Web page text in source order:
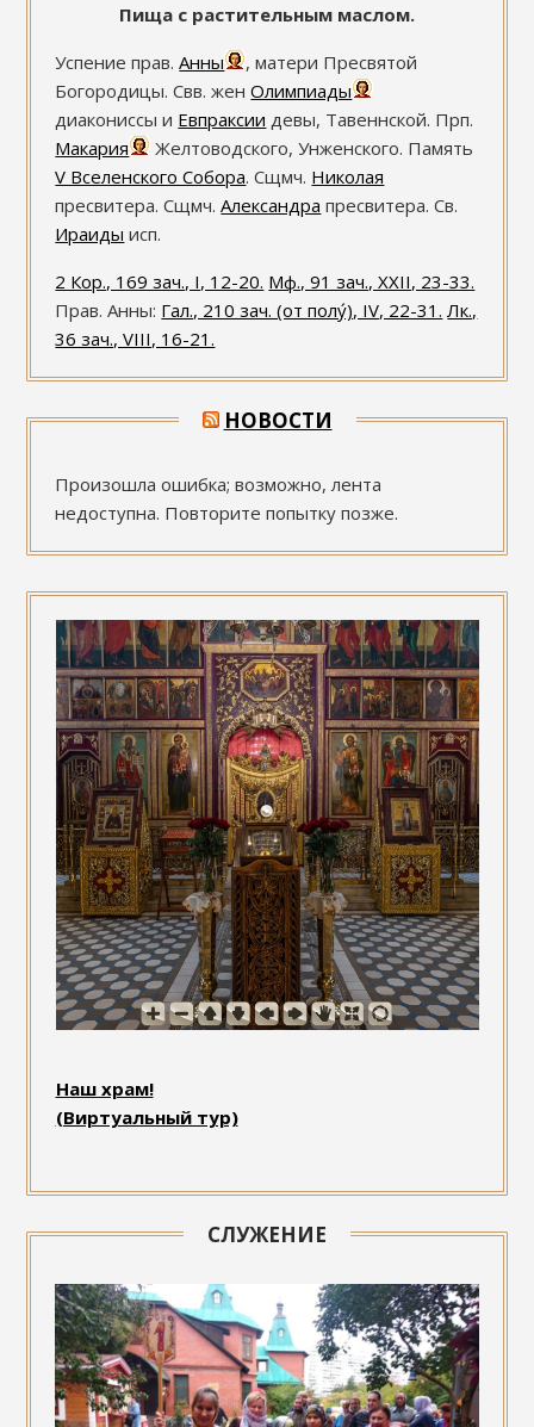
Пища с растительным маслом.
Успение прав.Анны
, матери Пресвятой
Богородицы. Свв. женОлимпиады
диакониссы и Евпраксии девы, Тавеннской. Прп.
Макария
Желтоводского, Унженского. Память
V Вселенского Собора. Сщмч. Николая
пресвитера. Сщмч.Александра пресвитера. Св.
Ираиды исп.
2 Кор., 169 зач., I, 12-20. Мф., 91 зач., XXII, 23-33.
Прав. Анны: Гал., 210 зач. (от полу́), IV, 22-31. Лк.,
36 зач., VIII, 16-21.
НОВОСТИ
Произошла ошибка; возможно, лента
недоступна. Повторите попытку позже.
Наш храм!
(Виртуальный тур)
СЛУЖЕНИЕ